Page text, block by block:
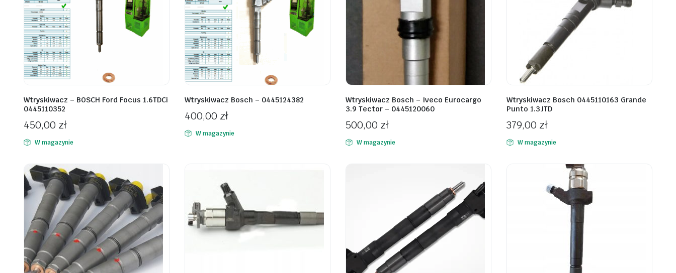
Wtryskiwacz – BOSCH Ford Focus 1.6TDCi
0445110352
450,00 zł
W magazynie
Wtryskiwacz Bosch – 0445124382
400,00 zł
W magazynie
Wtryskiwacz Bosch – Iveco Eurocargo
3.9 Tector – 0445120060
500,00 zł
W magazynie
Wtryskiwacz Bosch 0445110163 Grande
Punto 1.3JTD
379,00 zł
W magazynie